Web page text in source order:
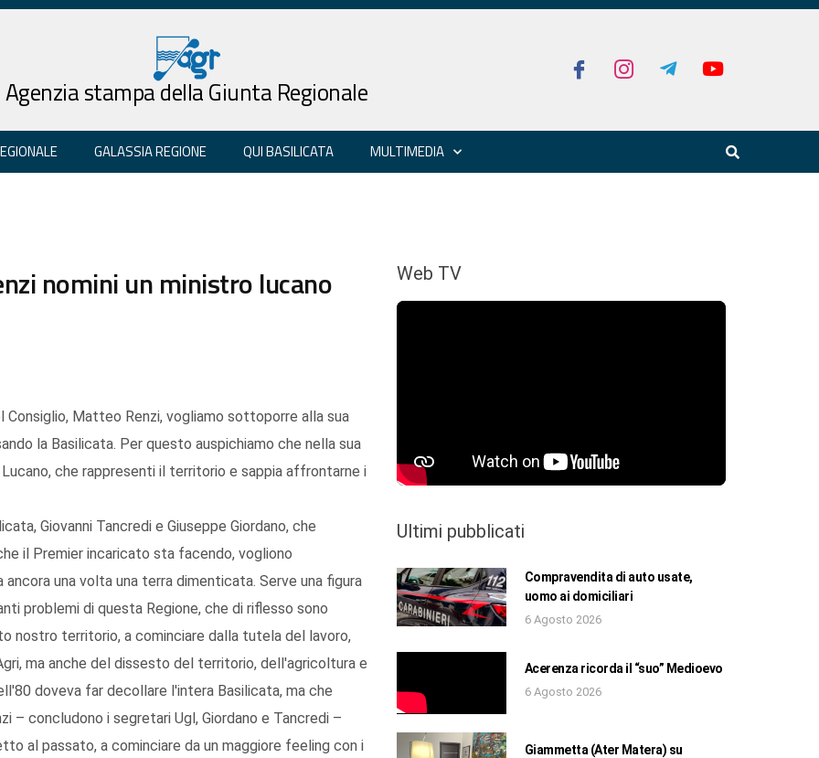
Agenzia stampa della Giunta Regionale
GALASSIA REGIONE QUI BASILICATA MULTIMEDIA
nomini un ministro lucano
Matteo Renzi, vogliamo sottoporre alla sua
la Basilicata. Per questo auspichiamo che nella sua
che rappresenti il territorio e sappia affrontarne i
Giovanni Tancredi e Giuseppe Giordano, che
il Premier incaricato sta facendo, vogliono
una volta una terra dimenticata. Serve una figura
problemi di questa Regione, che di riflesso sono
nostro territorio, a cominciare dalla tutela del lavoro,
ma anche del dissesto del territorio, dell'agricoltura e
doveva far decollare l'intera Basilicata, ma che
– concludono i segretari Ugl, Giordano e Tancredi –
al passato, a cominciare da un maggiore feeling con i
Web TV
Ultimi pubblicati
Compravendita di auto usate,
uomo ai domiciliari
6 Agosto 2026
Acerenza ricorda il “suo” Medioevo
6 Agosto 2026
Giammetta (Ater Matera) su